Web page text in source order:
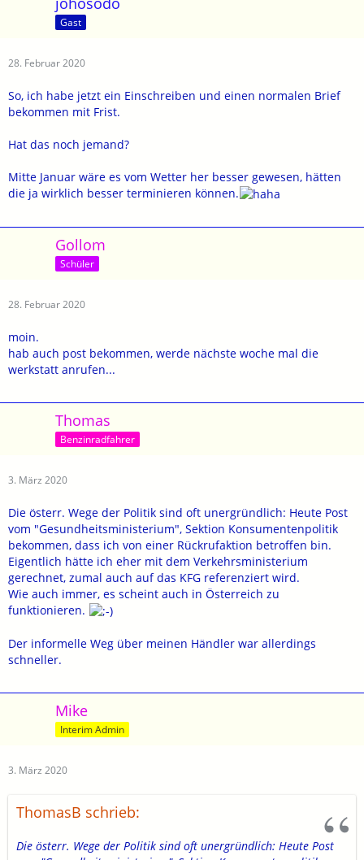
Gast
28. Februar 2020
So, ich habe jetzt ein Einschreiben und einen normalen Brief
bekommen mit Frist.
Hat das noch jemand?
Mitte Januar wäre es vom Wetter her besser gewesen, hätten
die ja wirklich besser terminieren können.
Gollom
Schüler
28. Februar 2020
moin.
hab auch post bekommen, werde nächste woche mal die
werkstatt anrufen...
Thomas
Benzinradfahrer
3. März 2020
Die österr. Wege der Politik sind oft unergründlich: Heute Post
vom "Gesundheitsministerium", Sektion Konsumentenpolitik
bekommen, dass ich von einer Rückrufaktion betroffen bin.
Eigentlich hätte ich eher mit dem Verkehrsministerium
gerechnet, zumal auch auf das KFG referenziert wird.
Wie auch immer, es scheint auch in Österreich zu
funktionieren.
Der informelle Weg über meinen Händler war allerdings
schneller.
Mike
Interim Admin
3. März 2020
ThomasB schrieb:
Die österr. Wege der Politik sind oft unergründlich: Heute Post